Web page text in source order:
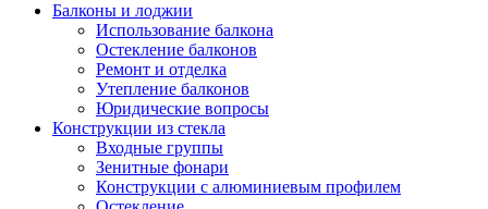
Балконы и лоджии
Использование балкона
Остекление балконов
Ремонт и отделка
Утепление балконов
Юридические вопросы
Конструкции из стекла
Входные группы
Зенитные фонари
Конструкции с алюминиевым профилем